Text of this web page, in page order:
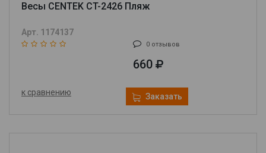
Весы CENTEK CT-2426 Пляж
Арт. 1174137
0 отзывов
660
к сравнению Заказать